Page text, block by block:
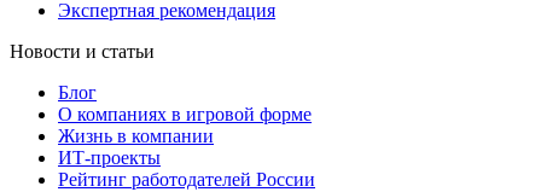
Экспертная рекомендация
Новости и статьи
Блог
О компаниях в игровой форме
Жизнь в компании
ИТ-проекты
Рейтинг работодателей России